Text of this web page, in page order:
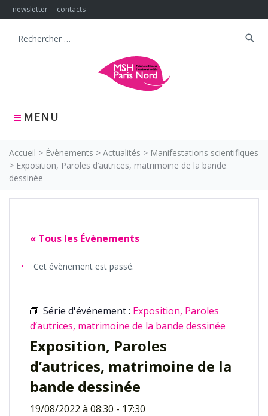
Skip
to
newsletter contacts
MENU
Search
search
Accueil > Évènements > Actualités > Manifestations scientifiques
> Exposition, Paroles d’autrices, matrimoine de la bande
dessinée
« Tous les Évènements
Cet évènement est passé.
Série d'événement : Exposition, Paroles
d’autrices, matrimoine de la bande dessinée
Exposition, Paroles
d’autrices, matrimoine de la
bande dessinée
19/08/2022 à 08:30 - 17:30